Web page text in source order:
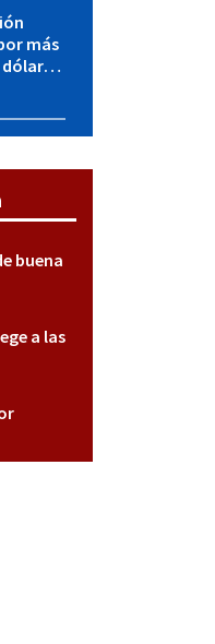
más
dólares
buena
a las